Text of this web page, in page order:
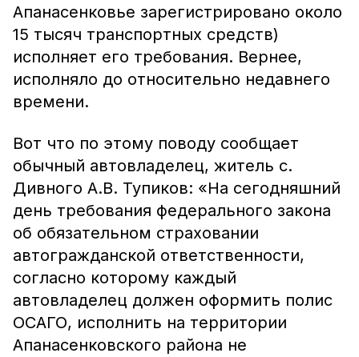
Апанасенковье зарегистрировано около
15 тысяч транспортных средств)
исполняет его требования. Вернее,
исполняло до относительно недавнего
времени.
Вот что по этому поводу сообщает
обычный автовладелец, житель с.
Дивного А.В. Тупиков: «На сегодняшний
день требования федерального закона
об обязательном страховании
автогражданской ответственности,
согласно которому каждый
автовладелец должен оформить полис
ОСАГО, исполнить на территории
Апанасенковского района не